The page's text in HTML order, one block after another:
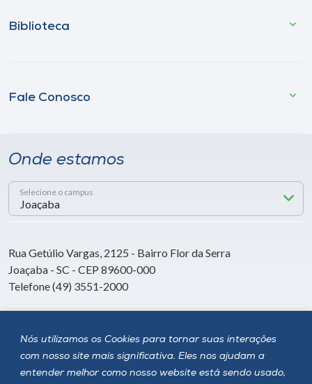
Nós utilizamos os Cookies para tornar suas interações
com nosso site mais significativa. Eles nos ajudam a
entender melhor como nosso website está sendo usado,
Biblioteca
Fale Conosco
Onde estamos
Selecione o campus
Rua Getúlio Vargas, 2125 - Bairro Flor da Serra
Joaçaba - SC - CEP 89600-000
Telefone (49) 3551-2000
Siga a Unoesc